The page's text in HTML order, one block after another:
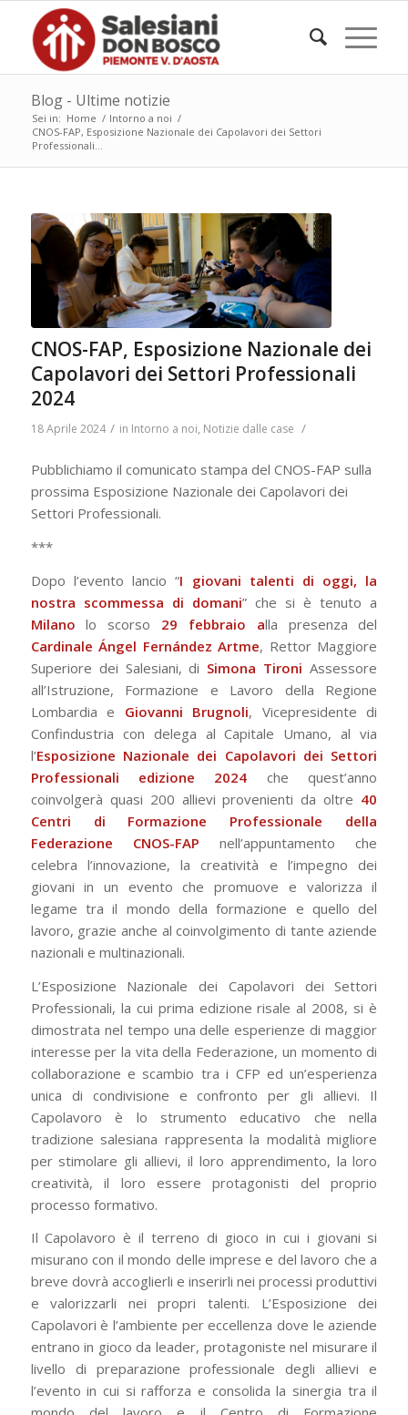
Blog - Ultime notizie
Sei in: Home / Intorno a noi /
CNOS-FAP, Esposizione Nazionale dei Capolavori dei Settori
Professionali...
CNOS-FAP, Esposizione Nazionale dei
Capolavori dei Settori Professionali
2024
18 Aprile 2024 / in Intorno a noi, Notizie dalle case /
Pubblichiamo il comunicato stampa del CNOS-FAP sulla
prossima Esposizione Nazionale dei Capolavori dei
Settori Professionali.
***
Dopo l’evento lancio “I giovani talenti di oggi, la
nostra scommessa di domani” che si è tenuto a
Milano lo scorso 29 febbraio alla presenza del
Cardinale Ángel Fernández Artme, Rettor Maggiore
Superiore dei Salesiani, di Simona Tironi Assessore
all’Istruzione, Formazione e Lavoro della Regione
Lombardia e Giovanni Brugnoli, Vicepresidente di
Confindustria con delega al Capitale Umano, al via
l’Esposizione Nazionale dei Capolavori dei Settori
Professionali edizione 2024 che quest’anno
coinvolgerà quasi 200 allievi provenienti da oltre 40
Centri di Formazione Professionale della
Federazione CNOS-FAP nell’appuntamento che
celebra l’innovazione, la creatività e l’impegno dei
giovani in un evento che promuove e valorizza il
legame tra il mondo della formazione e quello del
lavoro, grazie anche al coinvolgimento di tante aziende
nazionali e multinazionali.
L’Esposizione Nazionale dei Capolavori dei Settori
Professionali, la cui prima edizione risale al 2008, si è
dimostrata nel tempo una delle esperienze di maggior
interesse per la vita della Federazione, un momento di
collaborazione e scambio tra i CFP ed un’esperienza
unica di condivisione e confronto per gli allievi. Il
Capolavoro è lo strumento educativo che nella
tradizione salesiana rappresenta la modalità migliore
per stimolare gli allievi, il loro apprendimento, la loro
creatività, il loro essere protagonisti del proprio
processo formativo.
Il Capolavoro è il terreno di gioco in cui i giovani si
misurano con il mondo delle imprese e del lavoro che a
breve dovrà accoglierli e inserirli nei processi produttivi
e valorizzarli nei propri talenti. L’Esposizione dei
Capolavori è l’ambiente per eccellenza dove le aziende
entrano in gioco da leader, protagoniste nel misurare il
livello di preparazione professionale degli allievi e
l’evento in cui si rafforza e consolida la sinergia tra il